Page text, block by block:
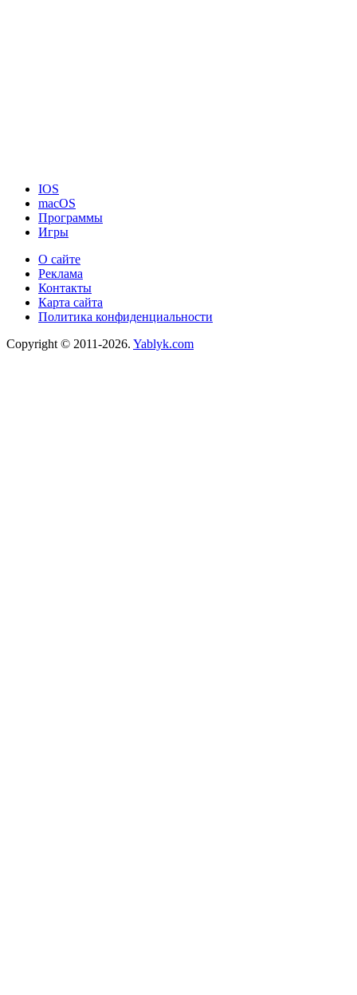
IOS
macOS
Программы
Игры
О сайте
Реклама
Контакты
Карта сайта
Политика конфиденциальности
Copyright © 2011-2026. Yablyk.сom